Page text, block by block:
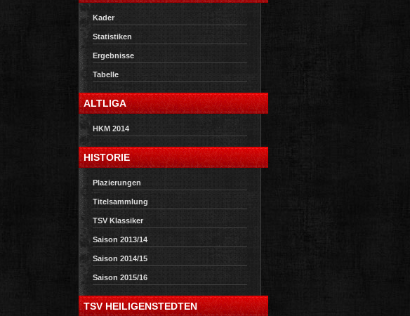
Kader
Statistiken
Ergebnisse
Tabelle
ALTLIGA
HKM 2014
HISTORIE
Plazierungen
Titelsammlung
TSV Klassiker
Saison 2013/14
Saison 2014/15
Saison 2015/16
TSV HEILIGENSTEDTEN